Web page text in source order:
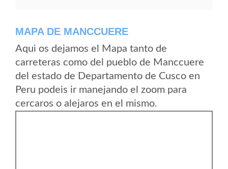
MAPA DE MANCCUERE
Aqui os dejamos el Mapa tanto de
carreteras como del pueblo de Manccuere
del estado de Departamento de Cusco en
Peru podeis ir manejando el zoom para
cercaros o alejaros en el mismo.